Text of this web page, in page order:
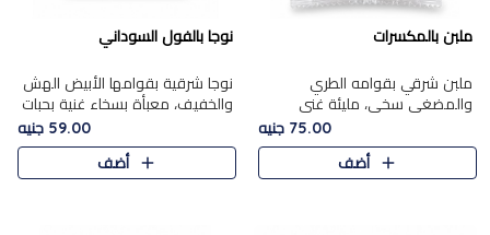
ملبن بالمكسرات
ملبن شرقي بقوامه الطري
والمضغي سخي، مليئة غني
بتشكيلة فاخرة من المكسرات
مشكلة المختارة التي تقدم تضيف
قرمشة مميزة مرضية ونكهة
75.00 جنيه
أضف
نوجا بالفول السوداني
نوجا شرقية بقوامها الأبيض الهش
والخفيف، معبأة بسخاء غنية بحبات
الفول السوداني المحمص التي
يقدم تضيف قرمشة مميزة مرضية
وتوازنًا رائعًا مع حلا..
59.00 جنيه
أضف